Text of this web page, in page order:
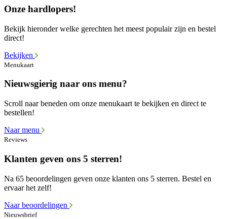
Onze hardlopers!
Bekijk hieronder welke gerechten het meest populair zijn en bestel
direct!
Bekijken
Menukaart
Nieuwsgierig naar ons menu?
Scroll naar beneden om onze menukaart te bekijken en direct te
bestellen!
Naar menu
Reviews
Klanten geven ons 5 sterren!
Na 65 beoordelingen geven onze klanten ons 5 sterren. Bestel en
ervaar het zelf!
Naar beoordelingen
Nieuwsbrief